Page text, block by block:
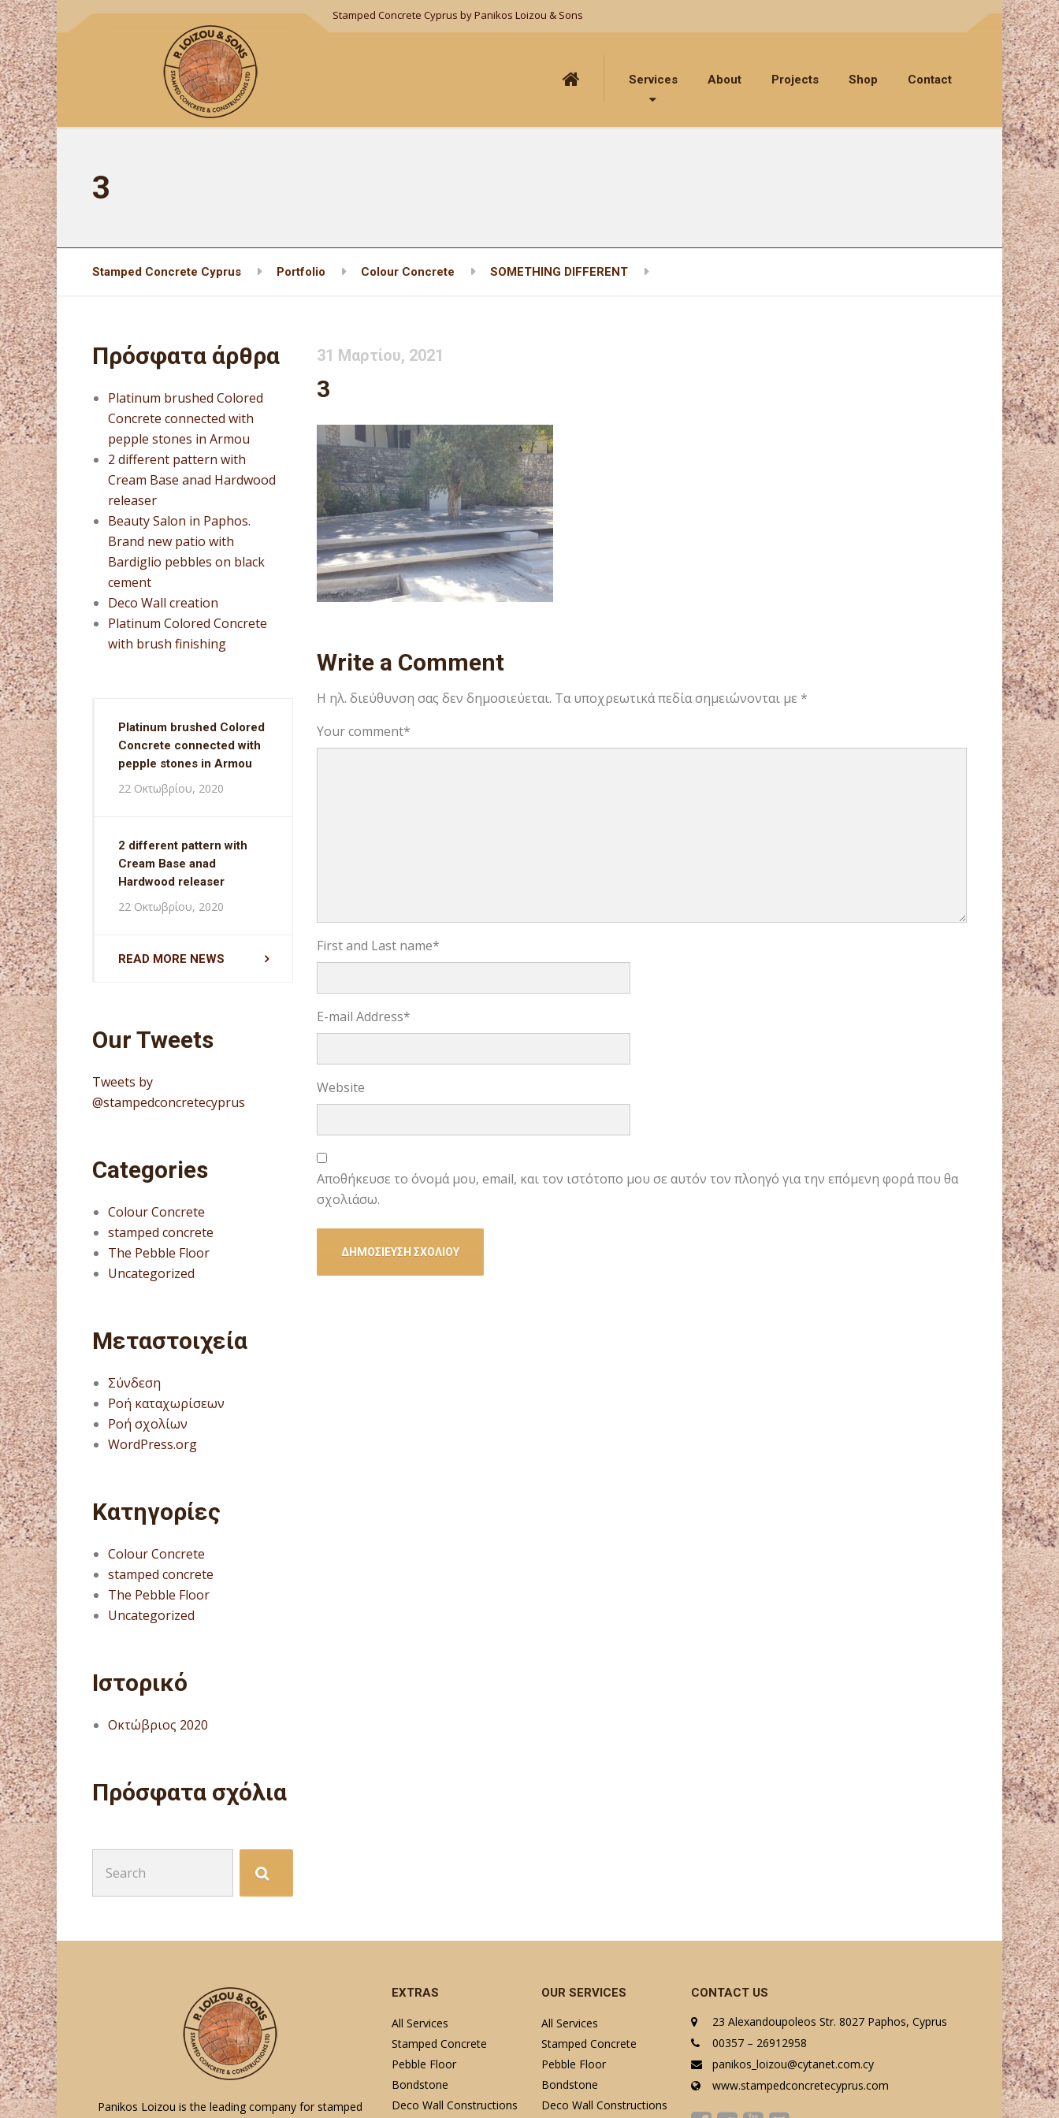
Stamped Concrete Cyprus by Panikos Loizou & Sons
Services About Projects Shop Contact
3
Stamped Concrete Cyprus Portfolio Colour Concrete SOMETHING DIFFERENT
31 Μαρτίου, 2021
3
Write a Comment
Η ηλ. διεύθυνση σας δεν δημοσιεύεται. Τα υποχρεωτικά πεδία σημειώνονται με *
Your comment*
First and Last name*
E-mail Address*
Website
Αποθήκευσε το όνομά μου, email, και τον ιστότοπο μου σε αυτόν τον πλοηγό για την επόμενη φορά που θα
σχολιάσω.
Πρόσφατα άρθρα
Platinum brushed Colored
Concrete connected with
pepple stones in Armou
2 different pattern with
Cream Base anad Hardwood
releaser
Beauty Salon in Paphos.
Brand new patio with
Bardiglio pebbles on black
cement
Deco Wall creation
Platinum Colored Concrete
with brush finishing
Platinum brushed Colored
Concrete connected with
pepple stones in Armou
22 Οκτωβρίου, 2020
2 different pattern with
Cream Base anad
Hardwood releaser
22 Οκτωβρίου, 2020
READ MORE NEWS
Our Tweets
Tweets by
@stampedconcretecyprus
Categories
Colour Concrete
stamped concrete
The Pebble Floor
Uncategorized
Μεταστοιχεία
Σύνδεση
Ροή καταχωρίσεων
Ροή σχολίων
WordPress.org
Kατηγορίες
Colour Concrete
stamped concrete
The Pebble Floor
Uncategorized
Ιστορικό
Οκτώβριος 2020
Πρόσφατα σχόλια
for:
Panikos Loizou is the leading company for stamped
EXTRAS
All Services
Stamped Concrete
Pebble Floor
Bondstone
Deco Wall Constructions
OUR SERVICES
All Services
Stamped Concrete
Pebble Floor
Bondstone
Deco Wall Constructions
CONTACT US
23 Alexandoupoleos Str. 8027 Paphos, Cyprus
00357 – 26912958
panikos_loizou@cytanet.com.cy
www.stampedconcretecyprus.com